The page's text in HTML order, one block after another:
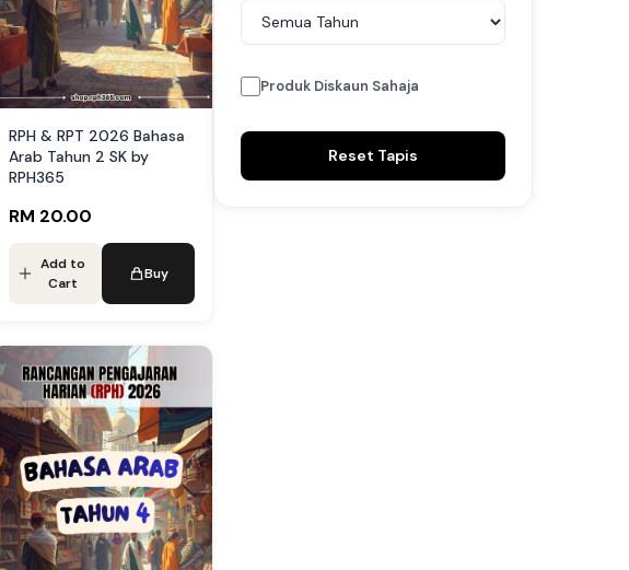
Produk Diskaun Sahaja
Reset Tapis
RPH & RPT 2026 Bahasa
Arab Tahun 2 SK by
RPH365
RM 20.00
Add to
Cart
Buy